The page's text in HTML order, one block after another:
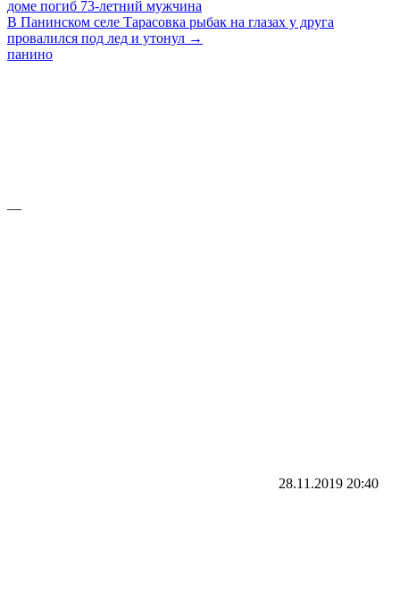
доме погиб 73-летний мужчина
В Панинском селе Тарасовка рыбак на глазах у друга
провалился под лед и утонул →
панино
—
28.11.2019 20:40